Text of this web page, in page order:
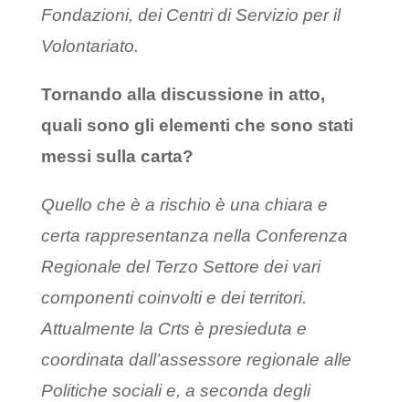
Fondazioni, dei Centri di Servizio per il
Volontariato.
Tornando alla discussione in atto,
quali sono gli elementi che sono stati
messi sulla carta?
Quello che è a rischio è una chiara e
certa rappresentanza nella Conferenza
Regionale del Terzo Settore dei vari
componenti coinvolti e dei territori.
Attualmente la Crts è presieduta e
coordinata dall’assessore regionale alle
Politiche sociali e, a seconda degli